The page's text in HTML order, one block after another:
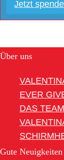
Jetzt
Über uns
EVER
DAS
Gute Neuigkeiten